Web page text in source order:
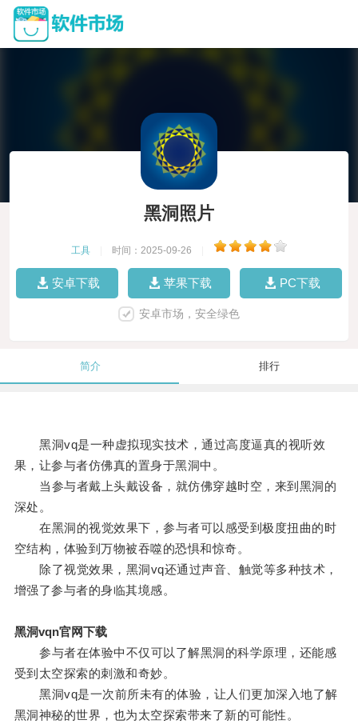
黑洞照片
工具 时间：2025-09-26
安卓下载 苹果下载 PC下载
安卓市场，安全绿色
简介 排行
黑洞vq是一种虚拟现实技术，通过高度逼真的视听效
果，让参与者仿佛真的置身于黑洞中。
当参与者戴上头戴设备，就仿佛穿越时空，来到黑洞的
深处。
在黑洞的视觉效果下，参与者可以感受到极度扭曲的时
空结构，体验到万物被吞噬的恐惧和惊奇。
除了视觉效果，黑洞vq还通过声音、触觉等多种技术，
增强了参与者的身临其境感。
黑洞vqn官网下载
参与者在体验中不仅可以了解黑洞的科学原理，还能感
受到太空探索的刺激和奇妙。
黑洞vq是一次前所未有的体验，让人们更加深入地了解
黑洞神秘的世界，也为太空探索带来了新的可能性。